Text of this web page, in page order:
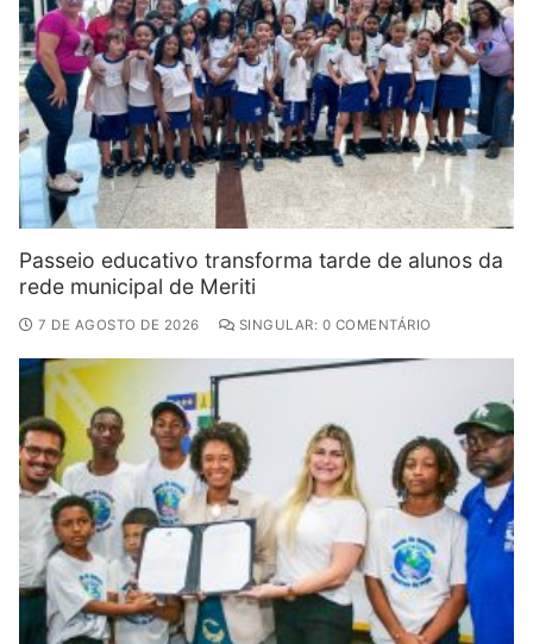
Passeio educativo transforma tarde de alunos da
rede municipal de Meriti
7 DE AGOSTO DE 2026 SINGULAR: 0 COMENTÁRIO